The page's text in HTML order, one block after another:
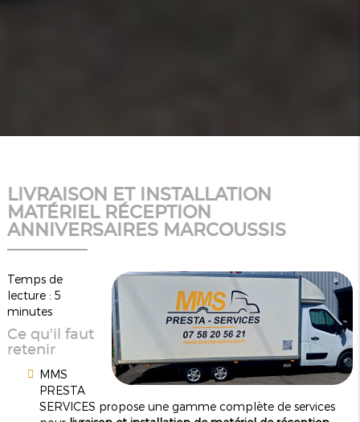
LIVRAISON ET INSTALLATION
MATÉRIEL RÉCEPTION
ANNIVERSAIRES MARCOUSSIS
Temps de
lecture : 5
minutes
Ce qu'il faut
retenir
MMS
PRESTA
SERVICES propose une gamme complète de services